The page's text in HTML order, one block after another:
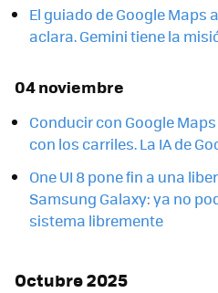
El guiado de Google Maps
aclara. Gemini tiene la
04 noviembre
Conducir con Google
con los carriles. La IA de
One UI 8 pone fin a una
Samsung Galaxy: ya no
sistema libremente
Octubre 2025